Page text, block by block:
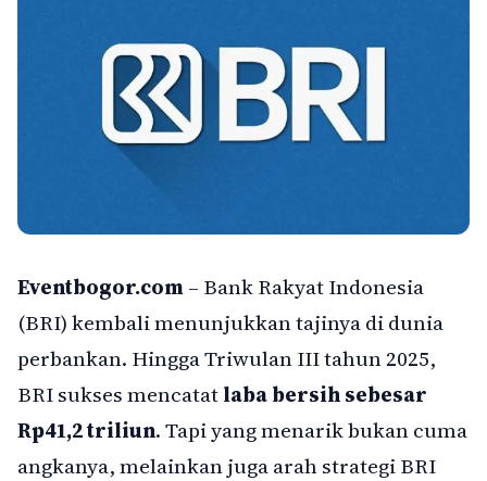
Eventbogor.com– Bank Rakyat Indonesia
(BRI) kembali menunjukkan tajinya di dunia
perbankan. Hingga Triwulan III tahun 2025,
BRI sukses mencatatlaba bersih sebesar
Rp41,2 triliun. Tapi yang menarik bukan cuma
angkanya, melainkan juga arah strategi BRI